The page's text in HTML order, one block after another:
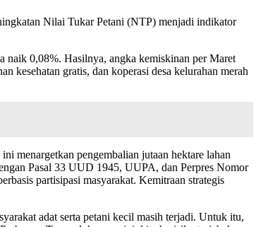
Nilai Tukar Petani (NTP) menjadi indikator
naik 0,08%. Hasilnya, angka kemiskinan per Maret
kesehatan gratis, dan koperasi desa kelurahan merah
menargetkan pengembalian jutaan hektare lahan
Pasal 33 UUD 1945, UUPA, dan Perpres Nomor
partisipasi masyarakat. Kemitraan strategis
adat serta petani kecil masih terjadi. Untuk itu,